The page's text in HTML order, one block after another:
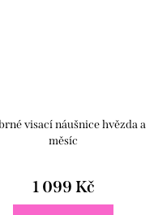
visací náušnice hvězda a
měsíc
1 099 Kč